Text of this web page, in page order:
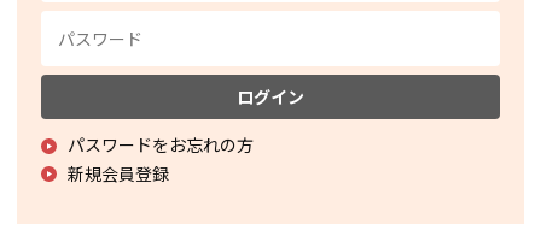
ログイン
パスワードをお忘れの方
新規会員登録